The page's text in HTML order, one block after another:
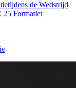
de Wedstrijd
25 Formatiet